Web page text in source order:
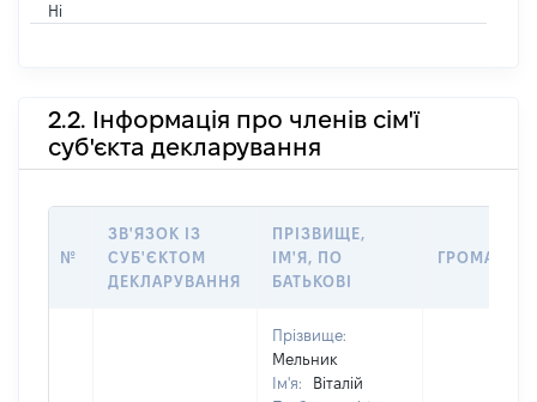
Ні
2.2. Інформація про членів сім'ї
суб'єкта декларування
№
ЗВ'ЯЗОК ІЗ
СУБ'ЄКТОМ
ДЕКЛАРУВАННЯ
ПРІЗВИЩЕ,
ІМ'Я, ПО
БАТЬКОВІ
Прізвище:
Мельник
Ім'я:
Віталій